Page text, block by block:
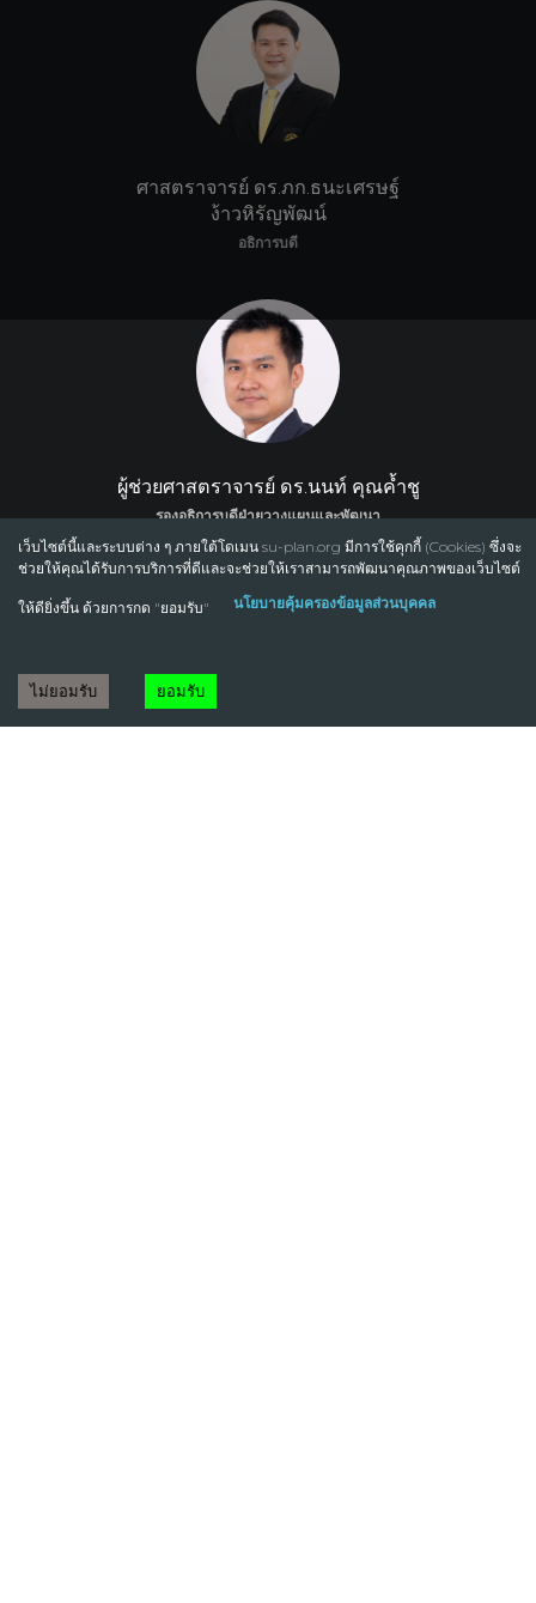
ศาสตราจารย์ ดร.ภก.ธนะเศรษฐ์
ง้าวหิรัญพัฒน์
อธิการบดี
ผู้ช่วยศาสตราจารย์ ดร.นนท์ คุณค้ำชู
รองอธิการบดีฝ่ายวางแผนและพัฒนา
เว็บไซต์นี้และระบบต่าง ๆ ภายใต้โดเมน su-plan.org มีการใช้คุกกี้ (Cookies) ซึ่งจะ
ช่วยให้คุณได้รับการบริการที่ดีและจะช่วยให้เราสามารถพัฒนาคุณภาพของเว็บไซต์
ให้ดียิ่งขึ้น ด้วยการกด "ยอมรับ" นโยบายคุ้มครองข้อมูลส่วนบุคคล
ไม่ยอมรับ ยอมรับ